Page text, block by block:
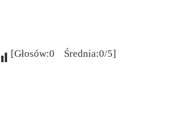
[Głosów:0 Średnia:0/5]